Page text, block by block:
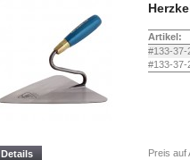
Artikel:
#133-37-
#133-37-
Preis auf
Details